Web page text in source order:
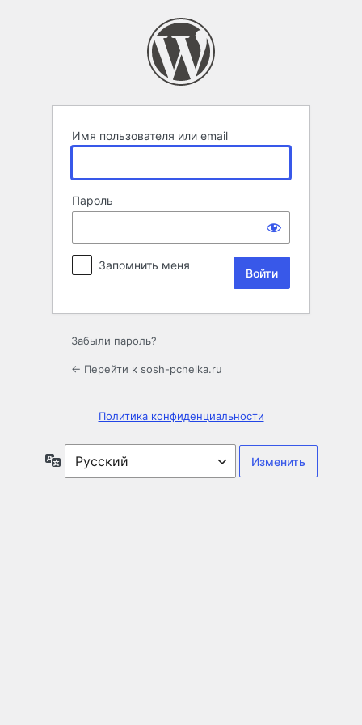
Имя пользователя или email
Пароль
Запомнить меня
Забыли пароль?
← Перейти к sosh-pchelka.ru
Политика конфиденциальности
Язык